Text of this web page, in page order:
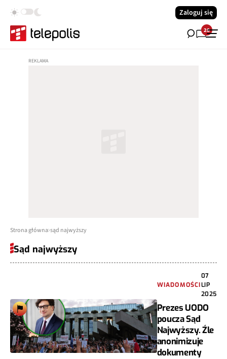
Zaloguj się
28
Strona główna sąd najwyższy
Sąd najwyższy
WIADOMOŚCI
07
LIP
2025
Prezes UODO
poucza Sąd
Najwyższy. Źle
anonimizuje
dokumenty